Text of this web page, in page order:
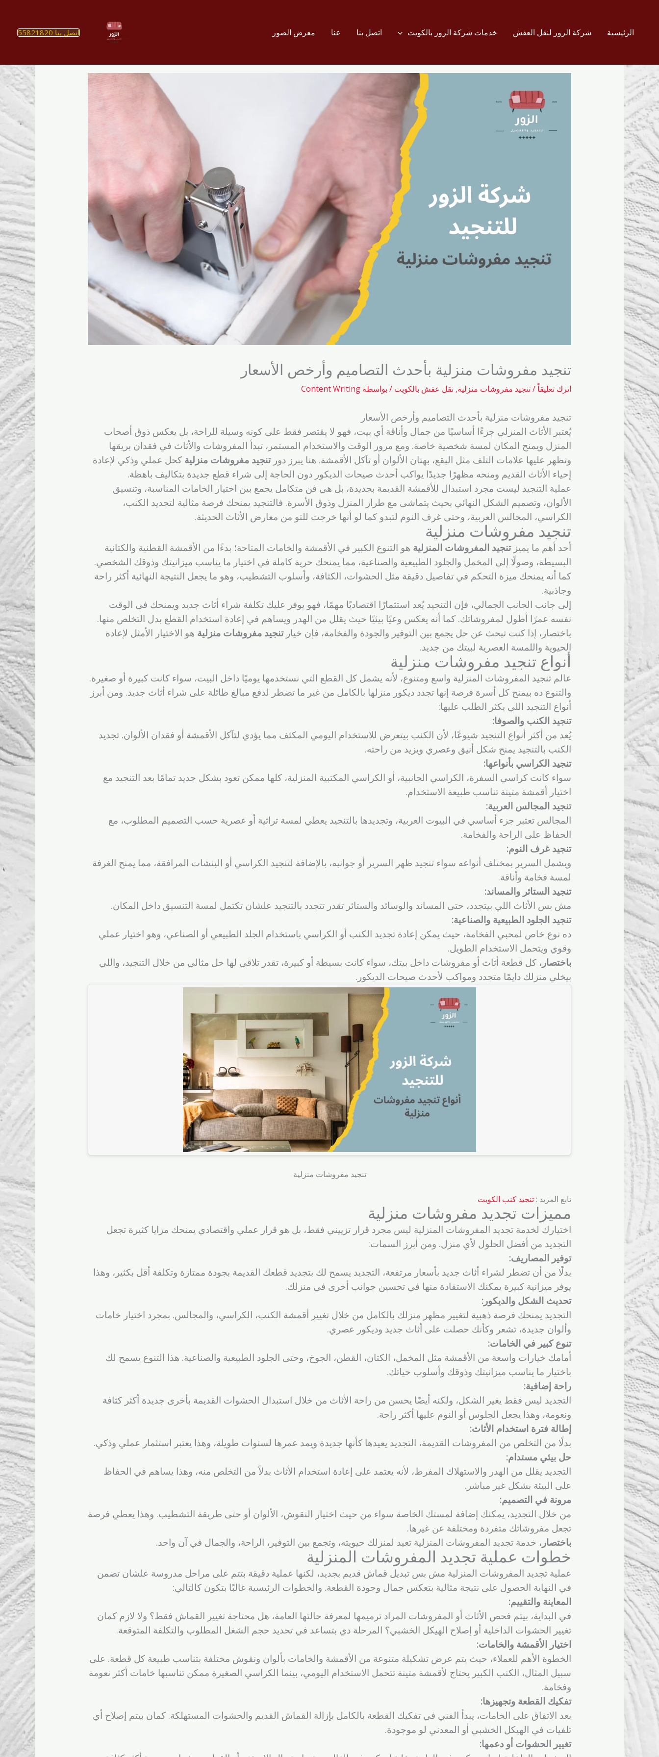
المحتوىالرئيسية شركة الزور لنقل العفش خدمات شركة الزور بالكويت اتصل بنا عنا معرض الصور اتصل بنا 55821820
تنجيد مفروشات منزلية بأحدث التصاميم وأرخص الأسعار
اترك تعليقاً/تنجيد مفروشات منزلية, نقل عفش بالكويت / بواسطة Content Writing
تنجيد مفروشات منزلية بأحدث التصاميم وأرخص الأسعار
يُعتبر الأثاث المنزلي جزءًا أساسيًا من جمال وأناقة أي بيت، فهو لا يقتصر فقط على كونه وسيلة للراحة، بل يعكس ذوق أصحاب
المنزل ويمنح المكان لمسة شخصية خاصة. ومع مرور الوقت والاستخدام المستمر، تبدأ المفروشات والأثاث في فقدان بريقها
وتظهر عليها علامات التلف مثل البقع، بهتان الألوان أو تآكل الأقمشة. هنا يبرز دورتنجيد مفروشات منزلية كحل عملي وذكي لإعادة
إحياء الأثاث القديم ومنحه مظهرًا جديدًا يواكب أحدث صيحات الديكور دون الحاجة إلى شراء قطع جديدة بتكاليف باهظة.
عملية التنجيد ليست مجرد استبدال للأقمشة القديمة بجديدة، بل هي فن متكامل يجمع بين اختيار الخامات المناسبة، وتنسيق
الألوان، وتصميم الشكل النهائي بحيث يتماشى مع طراز المنزل وذوق الأسرة. فالتنجيد يمنحك فرصة مثالية لتجديد الكنب،
الكراسي، المجالس العربية، وحتى غرف النوم لتبدو كما لو أنها خرجت للتو من معارض الأثاث الحديثة.
تنجيد مفروشات منزلية
أحد أهم ما يميزتنجيد المفروشات المنزلية هو التنوع الكبير في الأقمشة والخامات المتاحة؛ بدءًا من الأقمشة القطنية والكتانية
البسيطة، وصولًا إلى المخمل والجلود الطبيعية والصناعية، مما يمنحك حرية كاملة في اختيار ما يناسب ميزانيتك وذوقك الشخصي.
كما أنه يمنحك ميزة التحكم في تفاصيل دقيقة مثل الحشوات، الكثافة، وأسلوب التشطيب، وهو ما يجعل النتيجة النهائية أكثر راحة
وجاذبية.
إلى جانب الجانب الجمالي، فإن التنجيد يُعد استثمارًا اقتصاديًا مهمًا، فهو يوفر عليك تكلفة شراء أثاث جديد ويمنحك في الوقت
نفسه عمرًا أطول لمفروشاتك. كما أنه يعكس وعيًا بيئيًا حيث يقلل من الهدر ويساهم في إعادة استخدام القطع بدل التخلص منها.
باختصار، إذا كنت تبحث عن حل يجمع بين التوفير والجودة والفخامة، فإن خيارتنجيد مفروشات منزلية هو الاختيار الأمثل لإعادة
الحيوية واللمسة العصرية لبيتك من جديد.
أنواع تنجيد مفروشات منزلية
عالم تنجيد المفروشات المنزلية واسع ومتنوع، لأنه يشمل كل القطع التي نستخدمها يوميًا داخل البيت، سواء كانت كبيرة أو صغيرة.
والتنوع ده بيمنح كل أسرة فرصة إنها تجدد ديكور منزلها بالكامل من غير ما تضطر لدفع مبالغ طائلة على شراء أثاث جديد. ومن أبرز
أنواع التنجيد اللي يكثر الطلب عليها:
تنجيد الكنب والصوفا:
يُعد من أكثر أنواع التنجيد شيوعًا، لأن الكنب بيتعرض للاستخدام اليومي المكثف مما يؤدي لتآكل الأقمشة أو فقدان الألوان. تجديد
الكنب بالتنجيد يمنح شكل أنيق وعصري ويزيد من راحته.
تنجيد الكراسي بأنواعها:
سواء كانت كراسي السفرة، الكراسي الجانبية، أو الكراسي المكتبية المنزلية، كلها ممكن تعود بشكل جديد تمامًا بعد التنجيد مع
اختيار أقمشة متينة تناسب طبيعة الاستخدام.
تنجيد المجالس العربية:
المجالس تعتبر جزء أساسي في البيوت العربية، وتجديدها بالتنجيد يعطي لمسة تراثية أو عصرية حسب التصميم المطلوب، مع
الحفاظ على الراحة والفخامة.
تنجيد غرف النوم:
ويشمل السرير بمختلف أنواعه سواء تنجيد ظهر السرير أو جوانبه، بالإضافة لتنجيد الكراسي أو البنشات المرافقة، مما يمنح الغرفة
لمسة فخامة وأناقة.
تنجيد الستائر والمساند:
مش بس الأثاث اللي بيتجدد، حتى المساند والوسائد والستائر تقدر تتجدد بالتنجيد علشان تكتمل لمسة التنسيق داخل المكان.
تنجيد الجلود الطبيعية والصناعية:
ده نوع خاص لمحبي الفخامة، حيث يمكن إعادة تجديد الكنب أو الكراسي باستخدام الجلد الطبيعي أو الصناعي، وهو اختيار عملي
وقوي ويتحمل الاستخدام الطويل.
باختصار ، كل قطعة أثاث أو مفروشات داخل بيتك، سواء كانت بسيطة أو كبيرة، تقدر تلاقي لها حل مثالي من خلال التنجيد، واللي
بيخلي منزلك دايمًا متجدد ومواكب لأحدث صيحات الديكور.
تنجيد مفروشات منزلية
تابع المزيد : تنجيد كنب الكويت
مميزات تجديد مفروشات منزلية
اختيارك لخدمة تجديد المفروشات المنزلية ليس مجرد قرار تزييني فقط، بل هو قرار عملي واقتصادي يمنحك مزايا كثيرة تجعل
التجديد من أفضل الحلول لأي منزل. ومن أبرز السمات:
توفير المصاريف:
بدلًا من أن تضطر لشراء أثاث جديد بأسعار مرتفعة، التجديد يسمح لك بتجديد قطعك القديمة بجودة ممتازة وتكلفة أقل بكثير، وهذا
يوفر ميزانية كبيرة يمكنك الاستفادة منها في تحسين جوانب أخرى في منزلك.
تحديث الشكل والديكور:
التجديد يمنحك فرصة ذهبية لتغيير مظهر منزلك بالكامل من خلال تغيير أقمشة الكنب، الكراسي، والمجالس. بمجرد اختيار خامات
وألوان جديدة، تشعر وكأنك حصلت على أثاث جديد وديكور عصري.
تنوع كبير في الخامات:
أمامك خيارات واسعة من الأقمشة مثل المخمل، الكتان، القطن، الجوخ، وحتى الجلود الطبيعية والصناعية. هذا التنوع يسمح لك
باختيار ما يناسب ميزانيتك وذوقك وأسلوب حياتك.
راحة إضافية:
التجديد ليس فقط يغير الشكل، ولكنه أيضًا يحسن من راحة الأثاث من خلال استبدال الحشوات القديمة بأخرى جديدة أكثر كثافة
ونعومة، وهذا يجعل الجلوس أو النوم عليها أكثر راحة.
إطالة فترة استخدام الأثاث:
بدلًا من التخلص من المفروشات القديمة، التجديد يعيدها كأنها جديدة ويمد عمرها لسنوات طويلة، وهذا يعتبر استثمار عملي وذكي.
حل بيئي مستدام:
التجديد يقلل من الهدر والاستهلاك المفرط، لأنه يعتمد على إعادة استخدام الأثاث بدلاً من التخلص منه، وهذا يساهم في الحفاظ
على البيئة بشكل غير مباشر.
مرونة في التصميم:
من خلال التجديد، يمكنك إضافة لمستك الخاصة سواء من حيث اختيار النقوش، الألوان أو حتى طريقة التشطيب. وهذا يعطي فرصة
تجعل مفروشاتك متفردة ومختلفة عن غيرها.
باختصار ، خدمة تجديد المفروشات المنزلية تعيد لمنزلك حيويته، وتجمع بين التوفير، الراحة، والجمال في آن واحد.
خطوات عملية تجديد المفروشات المنزلية
عملية تجديد المفروشات المنزلية مش بس تبديل قماش قديم بجديد، لكنها عملية دقيقة بتتم على مراحل مدروسة علشان تضمن
في النهاية الحصول على نتيجة مثالية بتعكس جمال وجودة القطعة. والخطوات الرئيسية غالبًا بتكون كالتالي:
المعاينة والتقييم:
في البداية، بيتم فحص الأثاث أو المفروشات المراد ترميمها لمعرفة حالتها العامة، هل محتاجة تغيير القماش فقط؟ ولا لازم كمان
تغيير الحشوات الداخلية أو إصلاح الهيكل الخشبي؟ المرحلة دي بتساعد في تحديد حجم الشغل المطلوب والتكلفة المتوقعة.
اختيار الأقمشة والخامات:
الخطوة الأهم للعملاء، حيث يتم عرض تشكيلة متنوعة من الأقمشة والخامات بألوان ونقوش مختلفة بتناسب طبيعة كل قطعة. على
سبيل المثال، الكنب الكبير يحتاج لأقمشة متينة تتحمل الاستخدام اليومي، بينما الكراسي الصغيرة ممكن تناسبها خامات أكثر نعومة
وفخامة.
تفكيك القطعة وتجهيزها:
بعد الاتفاق على الخامات، يبدأ الفني في تفكيك القطعة بالكامل بإزالة القماش القديم والحشوات المستهلكة. كمان بيتم إصلاح أي
تلفيات في الهيكل الخشبي أو المعدني لو موجودة.
تغيير الحشوات أو دعمها: